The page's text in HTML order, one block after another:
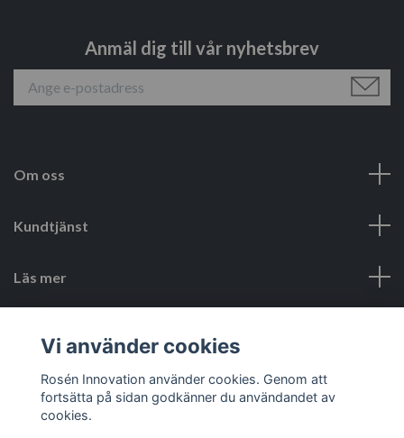
Anmäl dig till vår nyhetsbrev
Om oss
Kundtjänst
Läs mer
Vi använder cookies
Rosén Innovation använder cookies. Genom att
fortsätta på sidan godkänner du användandet av
cookies.